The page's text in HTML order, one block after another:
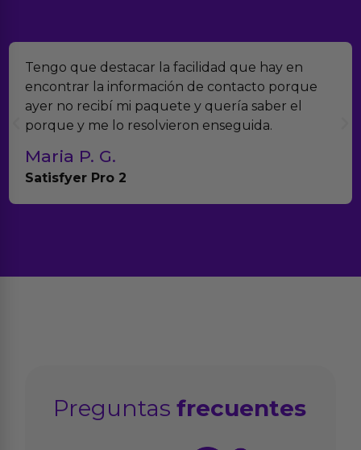
la facilidad que hay en
de contacto porque
paquete y quería saber el
enseguida.
Encontramos
verdad es que
muchísimos
con el
Preguntasfrecuentes